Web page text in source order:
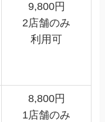
9,800円
2店舗のみ
利用可
8,800円
1店舗のみ